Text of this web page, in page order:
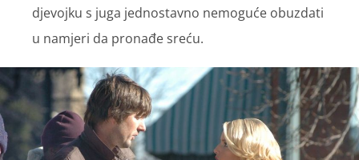
djevojku s juga jednostavno nemoguće obuzdati
u namjeri da pronađe sreću.